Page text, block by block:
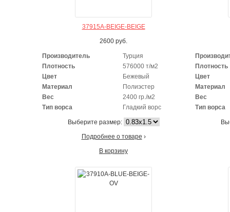
37915A-BEIGE-BEIGE
2600 руб.
Производитель
Турция
Плотность
576000 т/м2
Цвет
Бежевый
Материал
Полиэстер
Вес
2400 гр./м2
Тип ворса
Гладкий ворс
Выберите размер:
Подробнее о товаре ›
В корзину
Плотность
Цвет
Материал
Вес
Тип ворса